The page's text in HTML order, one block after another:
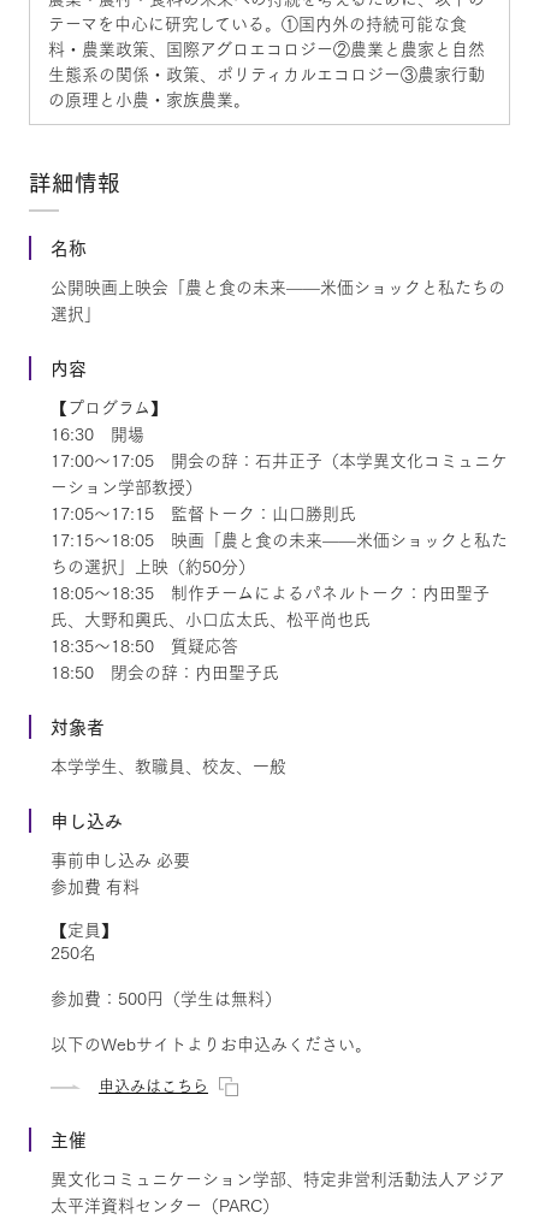
テーマを中心に研究している。①国内外の持続可能な食
料・農業政策、国際アグロエコロジー②農業と農家と自然
生態系の関係・政策、ポリティカルエコロジー③農家行動
の原理と小農・家族農業。
詳細情報
名称
公開映画上映会「農と食の未来——米価ショックと私たちの
選択」
内容
【プログラム】
16:30 開場
17:00～17:05 開会の辞：石井正子（本学異文化コミュニケ
ーション学部教授）
17:05～17:15 監督トーク：山口勝則氏
17:15～18:05 映画「農と食の未来——米価ショックと私た
ちの選択」上映（約50分）
18:05～18:35 制作チームによるパネルトーク：内田聖子
氏、大野和興氏、小口広太氏、松平尚也氏
18:35～18:50 質疑応答
18:50 閉会の辞：内田聖子氏
対象者
本学学生、教職員、校友、一般
申し込み
事前申し込み 必要
参加費 有料
【定員】
250名
参加費：500円（学生は無料）
以下のWebサイトよりお申込みください。
申込みはこちら
主催
異文化コミュニケーション学部、特定非営利活動法人アジア
太平洋資料センター（PARC）